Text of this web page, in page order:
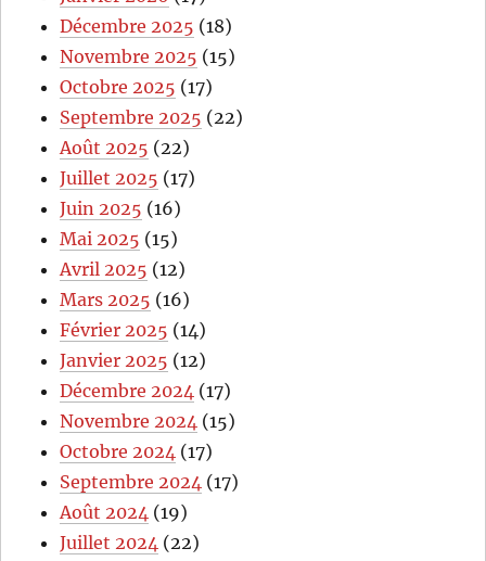
Décembre 2025 (18)
Novembre 2025 (15)
Octobre 2025 (17)
Septembre 2025 (22)
Août 2025 (22)
Juillet 2025 (17)
Juin 2025 (16)
Mai 2025 (15)
Avril 2025 (12)
Mars 2025 (16)
Février 2025 (14)
Janvier 2025 (12)
Décembre 2024 (17)
Novembre 2024 (15)
Octobre 2024 (17)
Septembre 2024 (17)
Août 2024 (19)
Juillet 2024 (22)